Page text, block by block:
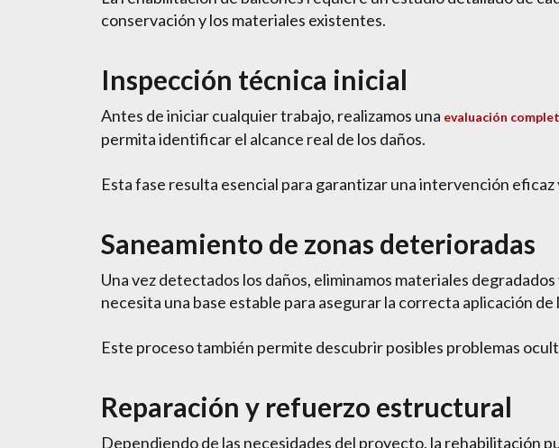
conservación y los materiales existentes.
Inspección técnica inicial
Antes de iniciar cualquier trabajo, realizamos una evaluación
permita identificar el alcance real de los daños.
Esta fase resulta esencial para garantizar una intervención eficaz
Saneamiento de zonas deterioradas
Una vez detectados los daños, eliminamos materiales
necesita una base estable para asegurar la correcta aplicación
Este proceso también permite descubrir posibles problemas
Reparación y refuerzo estructural
Dependiendo de las necesidades del proyecto, la rehabilitación